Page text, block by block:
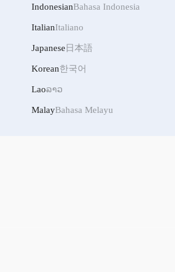
IndonesianBahasa Indonesia
ItalianItaliano
Japanese 日本語
Korean한국어
Laoລາວ
MalayBahasa Melayu